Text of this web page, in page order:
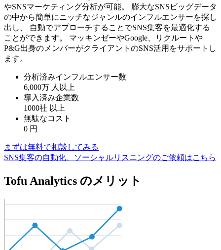
やSNSマーケティング分析が可能。 膨大なSNSビッグデータ
の中から簡単にニッチなジャンルのインフルエンサーを探し
出し、 自動でアプローチすることでSNS集客を最適化する
ことができます。 マッキンゼーやGoogle、リクルートや
P&G出身のメンバーがクライアントのSNS活用をサポートし
ます。
分析済みインフルエンサー数
6,000万 人以上
導入済み企業数
1000社 以上
無駄なコスト
0 円
まずは無料で相談してみる
SNS集客の自動化、ソーシャルリスニングのご依頼はこちら
Tofu Analytics のメリット